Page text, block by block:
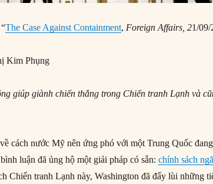
The Case Against Containment, Foreign Affairs, 21/09/
Kim Phụng
giúp giành chiến thắng trong Chiến tranh Lạnh và
cách nước Mỹ nên ứng phó với một Trung Quốc
luận đã ủng hộ một giải pháp có sẵn:chính sách
Chiến tranh Lạnh này, Washington đã đẩy lùi những